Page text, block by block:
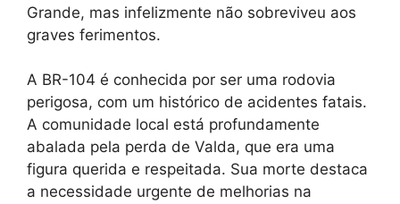
Grande, mas infelizmente não sobreviveu aos
graves ferimentos.
A BR-104 é conhecida por ser uma rodovia
perigosa, com um histórico de acidentes fatais.
A comunidade local está profundamente
abalada pela perda de Valda, que era uma
figura querida e respeitada. Sua morte destaca
a necessidade urgente de melhorias na